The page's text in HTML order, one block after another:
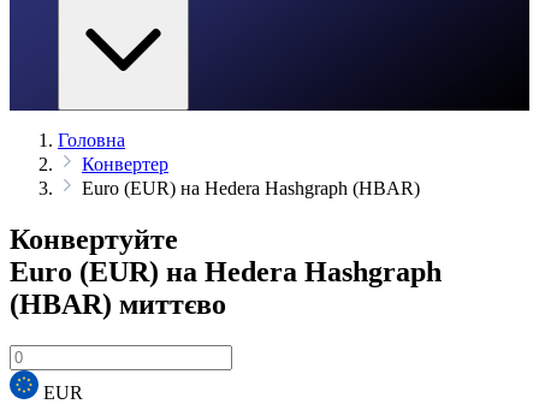
Головна
Конвертер
Euro (EUR) на Hedera Hashgraph (HBAR)
Конвертуйте
Euro (EUR) на Hedera Hashgraph
(HBAR) миттєво
EUR